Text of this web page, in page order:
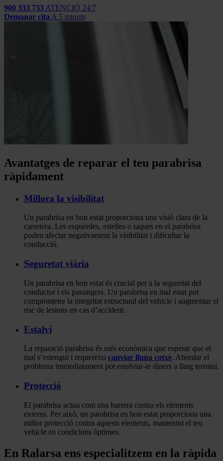
900 333 733 ATENCIÓ 24/7
Demanar cita A 5 minuts
Avantatges de reparar el teu parabrisa
ràpidament
Millora la visibilitat
Un parabrisa en bon estat proporciona una visió clara de la
carretera. Les esquerdes, estelles o taques en el parabrisa
poden afectar negativament la visibilitat i dificultar la
conducció.
Seguretat viària
Un parabrisa en bon estat és crucial per a la seguretat del
conductor i els passatgers. Un parabrisa en mal estat pot
comprometre la integritat estructural del vehicle i augmentar el
risc de lesions en cas d’accident.
Estalvi
La reparació parabrisa és més econòmica que esperar que el
mal s’estengui i requereixi canviar lluna cotxe. Abordar el
problema immediatament pot estalviar-te diners a llarg termini.
Protecció
El parabrisa actua com una barrera contra els elements
externs. Per això, un parabrisa en bon estat proporciona una
millor protecció contra aquests elements, mantenint el teu
vehicle en condicions òptimes.
En Ralarsa ens especialitzem en la ràpida